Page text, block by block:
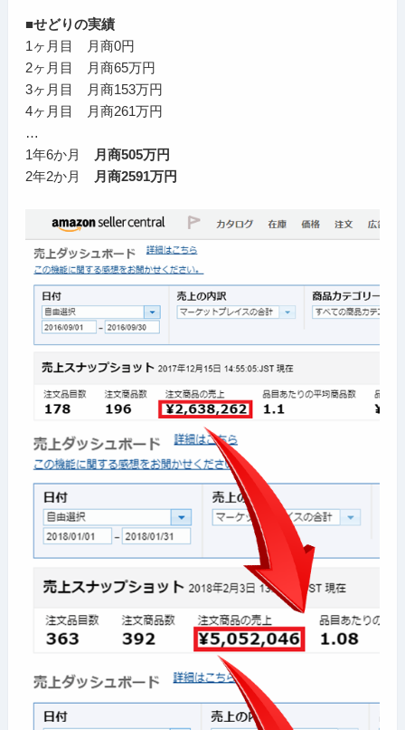
■せどりの実績
1ヶ月目 月商0円
2ヶ月目 月商65万円
3ヶ月目 月商153万円
4ヶ月目 月商261万円
…
1年6か月
月商505万円
2年2か月
月商2591万円